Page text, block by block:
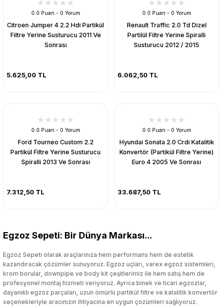
0.0 Puan - 0 Yorum
Citroen Jumper 4 2.2 Hdi Partikül
Filtre Yerine Susturucu 2011 Ve
Sonrası
5.625,00 TL
0.0 Puan - 0 Yorum
Renault Traffic 2.0 Td Dizel
Partilül Filtre Yerine Spiralli
Susturucu 2012 / 2015
6.062,50 TL
0.0 Puan - 0 Yorum
Ford Tourneo Custom 2.2
Partikül Filtre Yerine Susturucu
Spiralli 2013 Ve Sonrası
7.312,50 TL
0.0 Puan - 0 Yorum
Hyundai Sonata 2.0 Crdi Katalitik
Konvertör (Partikül Filtre Yerine)
Euro 4 2005 Ve Sonrası
33.687,50 TL
Egzoz Sepeti: Bir Dünya Markası...
Egzoz Sepeti olarak araçlarınıza hem performans hem de estetik
kazandıracak çözümler sunuyoruz. Egzoz uçları, varex egzoz sistemleri,
krom borular, downpipe ve body kit çeşitlerimiz ile hem satış hem de
profesyonel montaj hizmeti veriyoruz. Ayrıca binek ve ticari egzozlar,
dayanıklı egzoz parçaları, uzun ömürlü partikül filtre ve katalitik konvertör
seçenekleriyle aracınızın ihtiyacına en uygun çözümleri sağlıyoruz.